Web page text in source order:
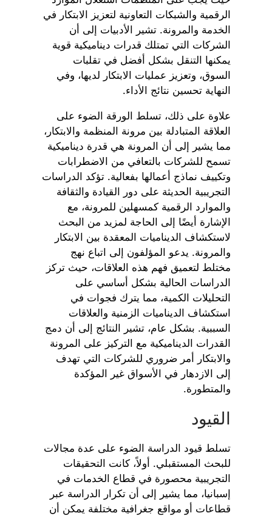
الرقمية والشبكات التعاونية لتعزيز الابتكار في
الخدمة والمرونة. تشير الأدبيات إلى أن
الشركات التي تمتلك قدرات ديناميكية قوية
يمكنها التنقل بشكل أفضل في تقلبات
السوق، وتعزيز عمليات الابتكار لديها، وفي
النهاية تحسين نتائج الأداء.
علاوة على ذلك، تسلط الورقة الضوء على
العلاقة المتبادلة بين مرونة المنظمة والابتكار،
مما يشير إلى أن المرونة هي قدرة ديناميكية
تسمح للشركات بالتعافي من الاضطرابات
وتكييف نماذج أعمالها بفعالية. تؤكد الدراسات
التجريبية الحديثة على دور القيادة والثقافة
والموارد الرقمية كمسهلين للمرونة، مع
الإشارة أيضًا إلى الحاجة لمزيد من البحث
لاستكشاف الديناميات المعقدة بين الابتكار
والمرونة. يدعو المؤلفون إلى اتباع نهج
مختلط لتعميق فهم هذه العلاقات، حيث تركز
الدراسات الحالية بشكل أساسي على
التحليلات الكمية، مما يترك فجوات في
استكشاف الديناميات الزمنية والعلاقات
السببية. بشكل عام، تشير النتائج إلى أن دمج
القدرات الديناميكية مع التركيز على المرونة
والابتكار أمر ضروري للشركات التي تهدف
إلى الازدهار في الأسواق غير المؤكدة
والمتطورة.
القيود
تسلط قيود الدراسة الضوء على عدة مجالات
للبحث المستقبلي. أولاً، كانت التحقيقات
التجريبية محصورة في قطاع الخدمات في
إسبانيا، مما يشير إلى أن تكرار الدراسة عبر
قطاعات أو مواقع جغرافية مختلفة يمكن أن